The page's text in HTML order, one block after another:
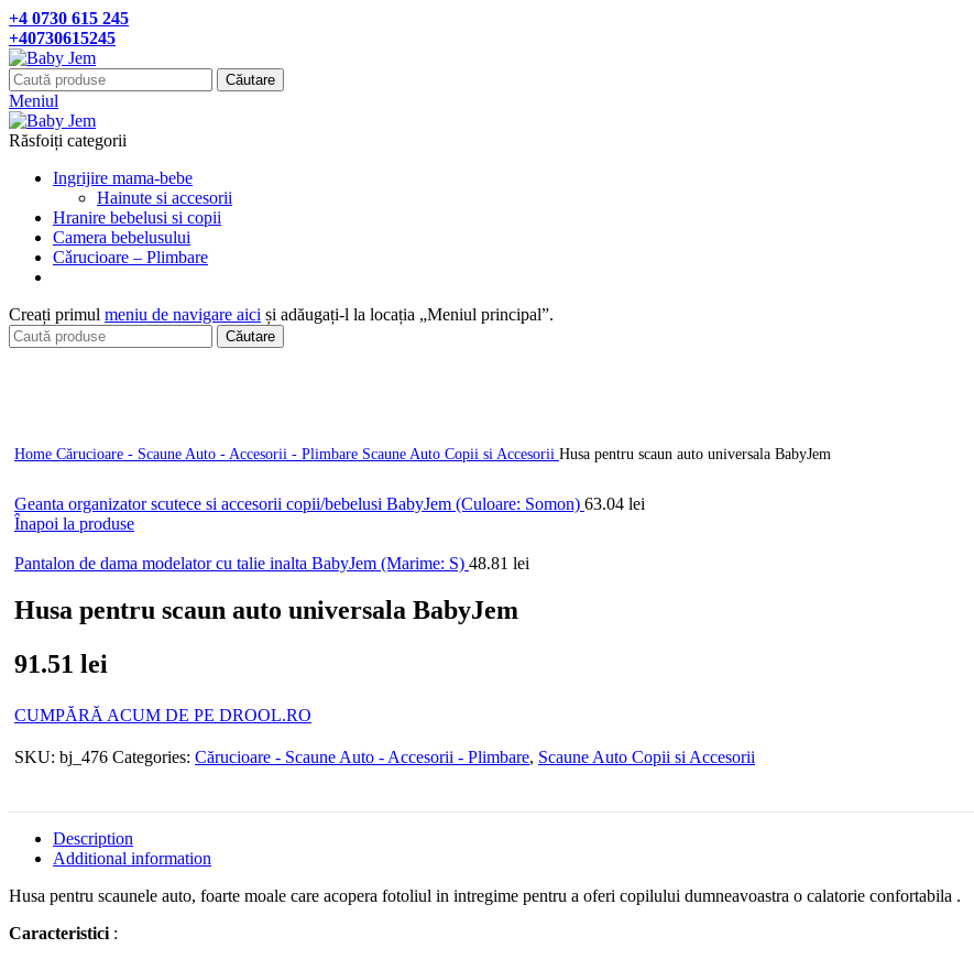
+4 0730 615 245
+40730615245
Căutare
Meniul
Răsfoiți categorii
Ingrijire mama-bebe
Hainute si accesorii
Hranire bebelusi si copii
Camera bebelusului
Cǎrucioare – Plimbare
Creați primul meniu de navigare aici și adăugați-l la locația „Meniul principal”.
Căutare
Home Cărucioare - Scaune Auto - Accesorii - Plimbare Scaune Auto Copii si Accesorii Husa pentru scaun auto universala BabyJem
Geanta organizator scutece si accesorii copii/bebelusi BabyJem (Culoare: Somon) 63.04 lei
Înapoi la produse
Pantalon de dama modelator cu talie inalta BabyJem (Marime: S) 48.81 lei
Husa pentru scaun auto universala BabyJem
91.51 lei
CUMPĂRĂ ACUM DE PE DROOL.RO
SKU: bj_476 Categories: Cărucioare - Scaune Auto - Accesorii - Plimbare, Scaune Auto Copii si Accesorii
Description
Additional information
Husa pentru scaunele auto, foarte moale care acopera fotoliul in intregime pentru a oferi copilului dumneavoastra o calatorie confortabila .
Caracteristici :